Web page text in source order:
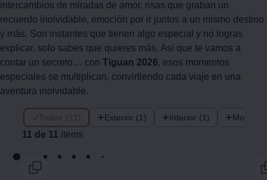
intercambios de miradas de amor, risas que graban un
recuerdo inolvidable, emoción por ir juntos a un mismo destino
y más. Son instantes que tienen algo especial y no logras
explicar, solo sabes que quieres más. Así que te vamos a
contar un secreto… con Tiguan 2026, esos momentos
especiales se multiplican, convirtiendo cada viaje en una
aventura inolvidable.
Todos (11) Exterior (1) Interior (1)
11 de 11 items
11 de 11 items